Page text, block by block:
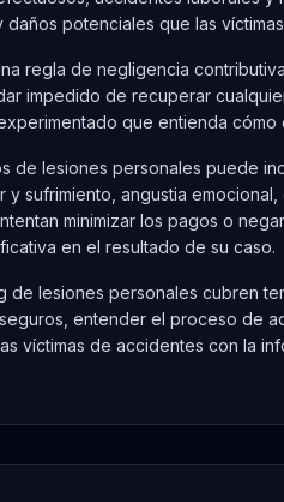
daños potenciales que las
regla de negligencia
impedido de recuperar
que entienda
de lesiones personales puede
y sufrimiento, angustia
minimizar los pagos o
en el resultado de su caso.
de lesiones personales cubren
entender el proceso de
víctimas de accidentes con la